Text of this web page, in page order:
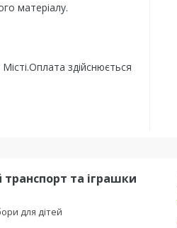
матеріалу.
здійснюється
та іграшки
для дітей